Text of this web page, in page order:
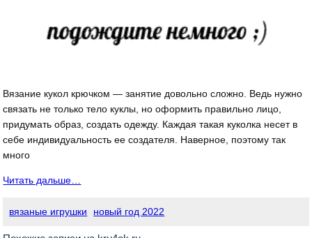
Вязание кукол крючком — занятие довольно сложно. Ведь нужно
связать не только тело куклы, но оформить правильно лицо,
придумать образ, создать одежду. Каждая такая куколка несет в
себе индивидуальность ее создателя. Наверное, поэтому так
много
Читать дальше…
вязаные игрушки новый год 2022